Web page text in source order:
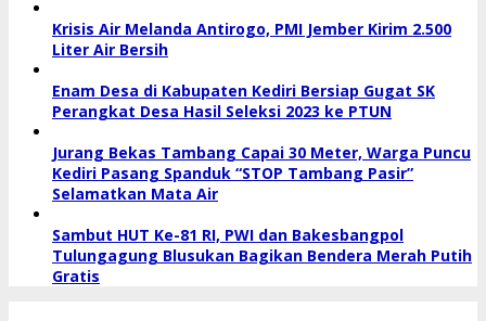
Krisis Air Melanda Antirogo, PMI Jember Kirim 2.500
Liter Air Bersih
Enam Desa di Kabupaten Kediri Bersiap Gugat SK
Perangkat Desa Hasil Seleksi 2023 ke PTUN
Jurang Bekas Tambang Capai 30 Meter, Warga Puncu
Kediri Pasang Spanduk “STOP Tambang Pasir”
Selamatkan Mata Air
Sambut HUT Ke-81 RI, PWI dan Bakesbangpol
Tulungagung Blusukan Bagikan Bendera Merah Putih
Gratis